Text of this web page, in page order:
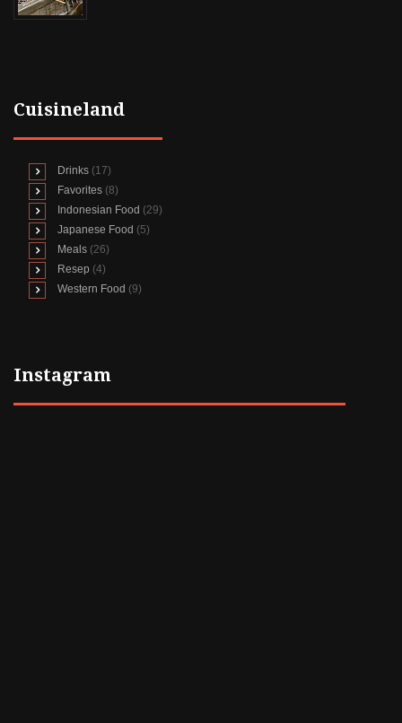
Cuisineland
Drinks (17)
Favorites (8)
Indonesian Food (29)
Japanese Food (5)
Meals (26)
Resep (4)
Western Food (9)
Instagram